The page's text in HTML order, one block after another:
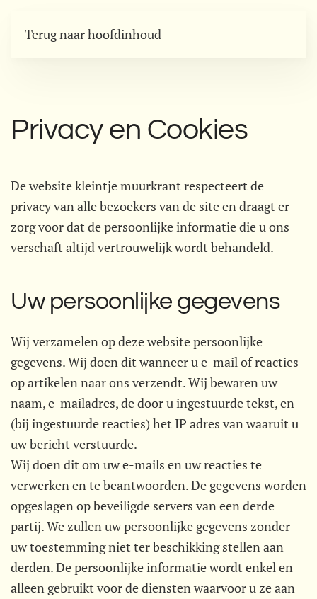
Terug naar hoofdinhoud
Privacy en Cookies
De website kleintje muurkrant respecteert de
privacy van alle bezoekers van de site en draagt er
zorg voor dat de persoonlijke informatie die u ons
verschaft altijd vertrouwelijk wordt behandeld.
Uw persoonlijke gegevens
Wij verzamelen op deze website persoonlijke
gegevens. Wij doen dit wanneer u e-mail of reacties
op artikelen naar ons verzendt. Wij bewaren uw
naam, e-mailadres, de door u ingestuurde tekst, en
(bij ingestuurde reacties) het IP adres van waaruit u
uw bericht verstuurde.
Wij doen dit om uw e-mails en uw reacties te
verwerken en te beantwoorden. De gegevens worden
opgeslagen op beveiligde servers van een derde
partij. We zullen uw persoonlijke gegevens zonder
uw toestemming niet ter beschikking stellen aan
derden. De persoonlijke informatie wordt enkel en
alleen gebruikt voor de diensten waarvoor u ze aan